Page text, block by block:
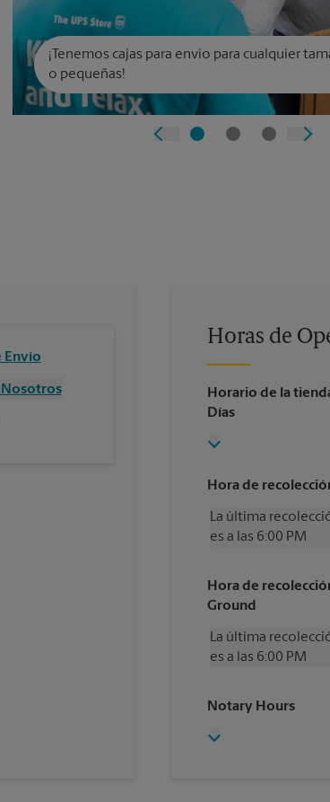
¡Tenemos cajas para envío para cualquier
o pequeñas!
Envío
Nosotros
Horas de
Horario de la
Días
Hora de
La última
es a las 6:00 PM
Jueves
6:00
Viernes
Sábado
4:00
Domingo
Sin
Hora de
Ground
La última
es a las 6:00 PM
Jueves
Viernes
Notary Hours